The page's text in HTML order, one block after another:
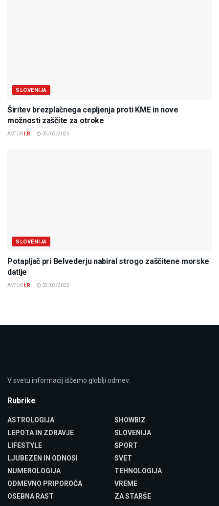
SLOVENIJA
Širitev brezplačnega cepljenja proti KME in nove
možnosti zaščite za otroke
AVTOR I.R. 05/03/2025
SLOVENIJA
Potapljač pri Belvederju nabiral strogo zaščitene morske
datlje
AVTOR I.R. 05/03/2025
V svetu informacij iščemo globlji odmev.
Rubrike
ASTROLOGIJA
LEPOTA IN ZDRAVJE
LIFESTYLE
LJUBEZEN IN ODNOSI
NUMEROLOGIJA
ODMEVNO PRIPOROČA
OSEBNA RAST
SHOWBIZ
SLOVENIJA
ŠPORT
SVET
TEHNOLOGIJA
VREME
ZA STARŠE